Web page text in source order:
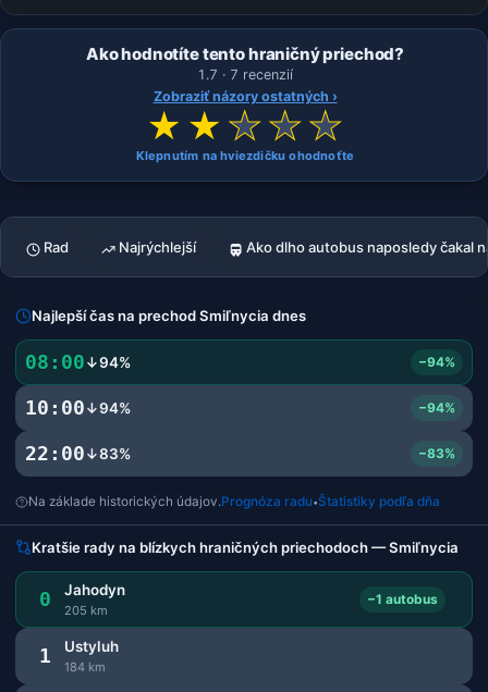
Rad Najrýchlejší Ako dlho autobus naposledy čakal
Ako hodnotíte tento hraničný priechod?
1.7 · 7 recenzií
Zobraziť názory ostatných ›
★ ★ ★★★
Klepnutím na hviezdičku ohodnoťte
Najlepší čas na prechod Smiľnycia dnes
08:00↓94% −94%
10:00↓94% −94%
22:00↓83% −83%
Na základe historických údajov.Prognóza radu•Štatistiky podľa dňa
Kratšie rady na blízkych hraničných priechodoch — Smiľnycia
0 Jahodyn
205 km
−1 autobus
1 Ustyluh
184 km